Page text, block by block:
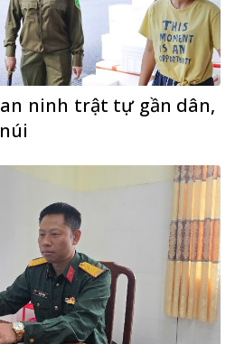
ninh trật tự gần dân,